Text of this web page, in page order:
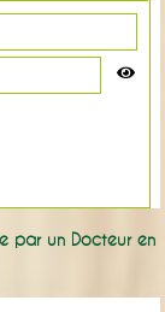
par un Docteur en